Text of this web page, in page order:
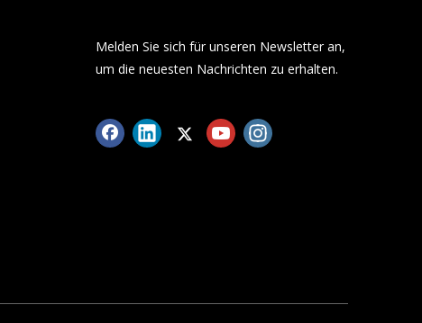
Melden Sie sich für unseren Newsletter an,
um die neuesten Nachrichten zu erhalten.